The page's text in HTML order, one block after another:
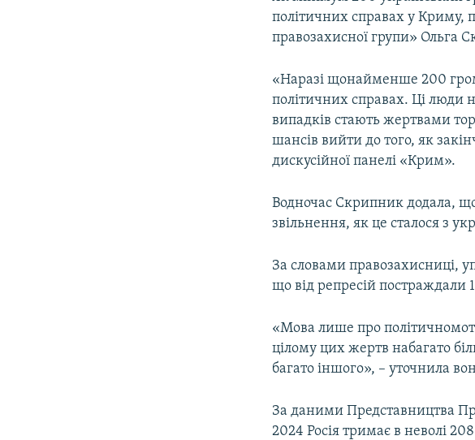
політичних справах у Криму,
правозахисної групи» Ольга
«Наразі щонайменше 200
політичних справах. Ці люди
випадків стають жертвами
шансів вийти до того, як
дискусійної панелі «Крим».
Водночас Скрипник додала,
звільнення, як це сталося з
За словами правозахисниці,
що від репресій постраждали
«Мова лише про
цілому цих жертв набагато
багато іншого», – уточнила
За даними Представництва
2024 Росія тримає в неволі